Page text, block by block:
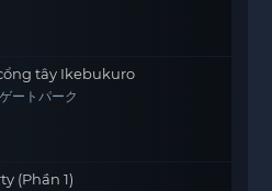
tây Ikebukuro
ートパーク
(Phần 1)